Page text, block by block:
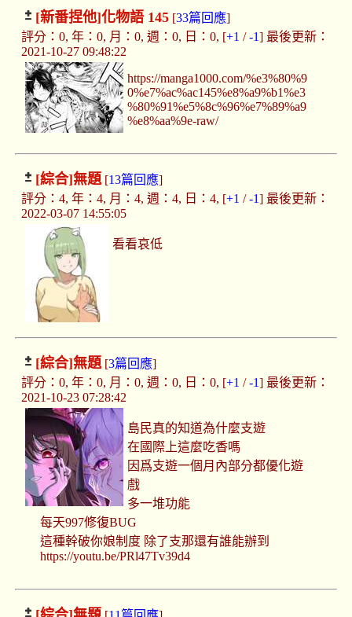
[新番捏他]化物語 145[33篇回應]
評分：0, 年：0, 月：0, 週：0, 日：0, [+1 /-1] 最後更新：
2021-10-27 09:48:22
https://manga1000.com/%e3%80%9
0%e7%ac%ac145%e8%a9%b1%e3
%80%91%e5%8c%96%e7%89%a9
%e8%aa%9e-raw/
[綜合]無題[13篇回應]
評分：4, 年：4, 月：4, 週：4, 日：4, [+1 /-1] 最後更新：
2022-03-07 14:55:05
看看哀低
[綜合]無題[3篇回應]
評分：0, 年：0, 月：0, 週：0, 日：0, [+1 /-1] 最後更新：
2021-10-23 07:28:42
島民真的知道為什麼支遊
在國際上這麼吃香嗎
因爲支遊一個月內部分都優化遊
戲
多一堆功能
每天997修復BUG
這種幹破你娘制度 除了支那還有誰能辦到
https://youtu.be/PRl47Tv39d4